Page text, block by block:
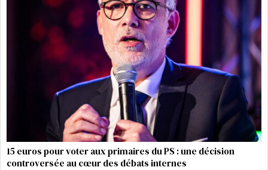
15 euros pour voter aux primaires du PS : une décision
controversée au cœur des débats internes